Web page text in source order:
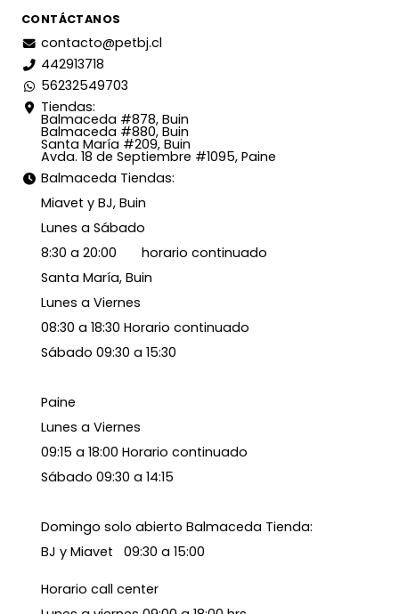
CONTÁCTANOS
contacto@petbj.cl
442913718
56232549703
Tiendas:
Balmaceda #878, Buin
Balmaceda #880, Buin
Santa María #209, Buin
Avda. 18 de Septiembre #1095, Paine
Balmaceda Tiendas:
Miavet y BJ, Buin
Lunes a Sábado
8:30 a 20:00 horario continuado
Santa María, Buin
Lunes a Viernes
08:30 a 18:30 Horario continuado
Sábado 09:30 a 15:30
Paine
Lunes a Viernes
09:15 a 18:00 Horario continuado
Sábado 09:30 a 14:15
Domingo solo abierto Balmaceda Tienda:
BJ y Miavet 09:30 a 15:00
Horario call center